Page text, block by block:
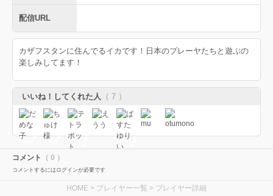
配信URL
カザフスタンに住んでるイカです！日本のプレーヤたちと遊ぶの
楽しみしてます！
いいね！してくれた人 （ 7 ）
コメント （ 0 ）
コメントするにはログインが必要です
HOME > プレイヤー一覧 > プレイヤー詳細